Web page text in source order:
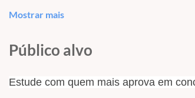
Mostrar mais
Público alvo
Estude com quem mais aprova em